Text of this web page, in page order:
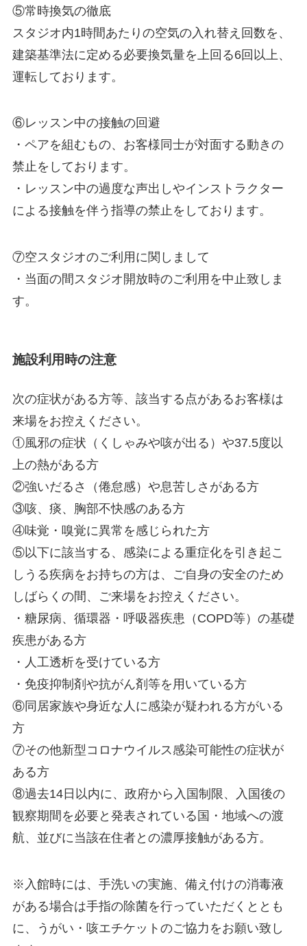
⑤常時換気の徹底
スタジオ内1時間あたりの空気の入れ替え回数を、
建築基準法に定める必要換気量を上回る6回以上、
運転しております。
⑥レッスン中の接触の回避
・ペアを組むもの、お客様同士が対面する動きの
禁止をしております。
・レッスン中の過度な声出しやインストラクター
による接触を伴う指導の禁止をしております。
⑦空スタジオのご利用に関しまして
・当面の間スタジオ開放時のご利用を中止致しま
す。
施設利用時の注意
次の症状がある方等、該当する点があるお客様は
来場をお控えください。
①風邪の症状（くしゃみや咳が出る）や37.5度以
上の熱がある方
②強いだるさ（倦怠感）や息苦しさがある方
③咳、痰、胸部不快感のある方
④味覚・嗅覚に異常を感じられた方
⑤以下に該当する、感染による重症化を引き起こ
しうる疾病をお持ちの方は、ご自身の安全のため
しばらくの間、ご来場をお控えください。
・糖尿病、循環器・呼吸器疾患（COPD等）の基礎
疾患がある方
・人工透析を受けている方
・免疫抑制剤や抗がん剤等を用いている方
⑥同居家族や身近な人に感染が疑われる方がいる
方
⑦その他新型コロナウイルス感染可能性の症状が
ある方
⑧過去14日以内に、政府から入国制限、入国後の
観察期間を必要と発表されている国・地域への渡
航、並びに当該在住者との濃厚接触がある方。
※入館時には、手洗いの実施、備え付けの消毒液
がある場合は手指の除菌を行っていただくととも
に、うがい・咳エチケットのご協力をお願い致し